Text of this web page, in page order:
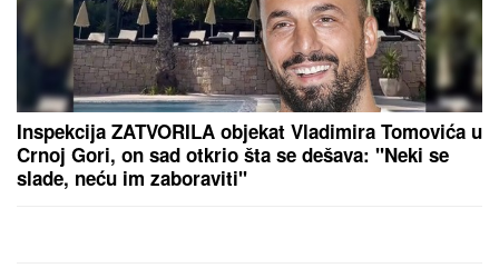
Inspekcija ZATVORILA objekat Vladimira Tomovića u
Crnoj Gori, on sad otkrio šta se dešava: "Neki se
slade, neću im zaboraviti"